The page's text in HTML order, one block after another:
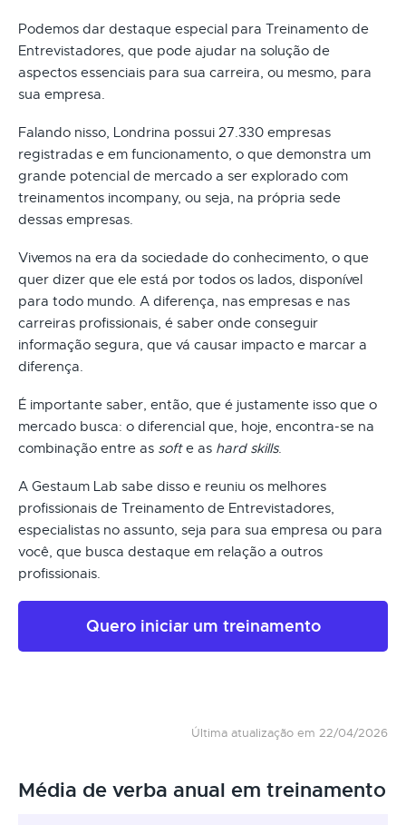
Podemos dar destaque especial para Treinamento de
Entrevistadores, que pode ajudar na solução de
aspectos essenciais para sua carreira, ou mesmo, para
sua empresa.
Falando nisso, Londrina possui 27.330 empresas
registradas e em funcionamento, o que demonstra um
grande potencial de mercado a ser explorado com
treinamentos incompany, ou seja, na própria sede
dessas empresas.
Vivemos na era da sociedade do conhecimento, o que
quer dizer que ele está por todos os lados, disponível
para todo mundo. A diferença, nas empresas e nas
carreiras profissionais, é saber onde conseguir
informação segura, que vá causar impacto e marcar a
diferença.
É importante saber, então, que é justamente isso que o
mercado busca: o diferencial que, hoje, encontra-se na
combinação entre as softe as hard skills.
A Gestaum Lab sabe disso e reuniu os melhores
profissionais de Treinamento de Entrevistadores,
especialistas no assunto, seja para sua empresa ou para
você, que busca destaque em relação a outros
profissionais.
Quero iniciar um treinamento
Última atualização em 22/04/2026
Média de verba anual em treinamento